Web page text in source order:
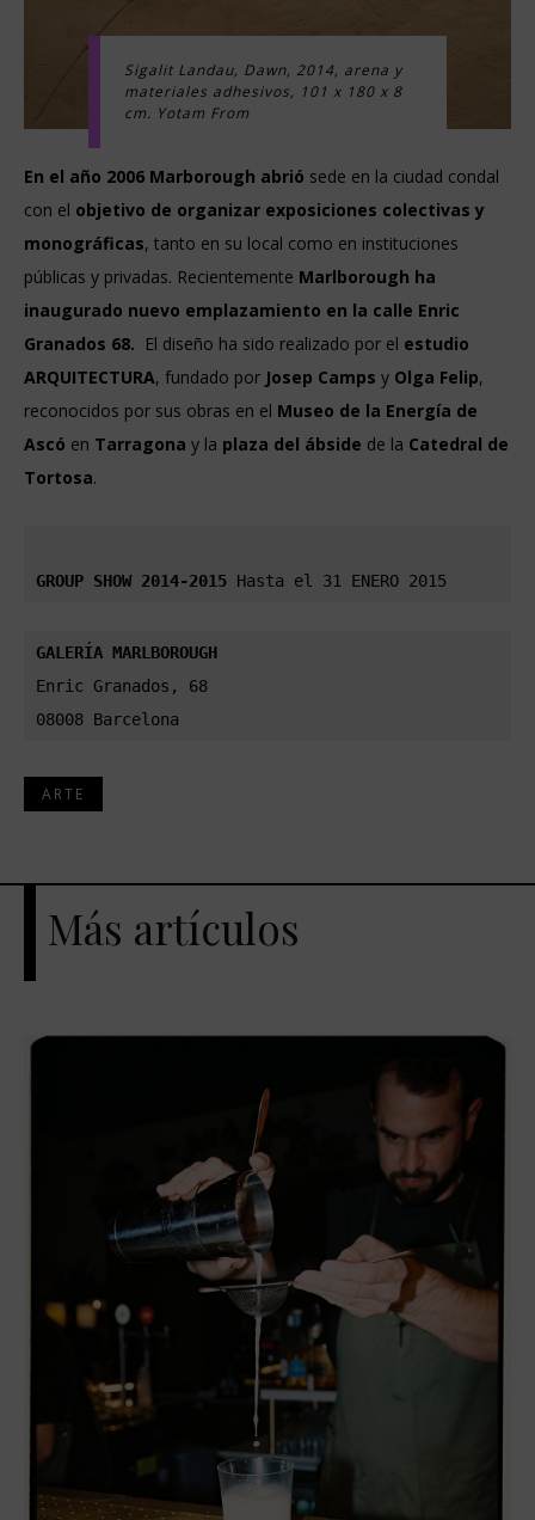
Sigalit Landau, Dawn, 2014, arena y
materiales adhesivos, 101 x 180 x 8
cm. Yotam From
En el año 2006 Marborough abrió sede en la ciudad condal
con el objetivo de organizar exposiciones colectivas y
monográficas, tanto en su local como en instituciones
públicas y privadas. Recientemente Marlborough ha
inaugurado nuevo emplazamiento en la calle Enric
Granados 68. El diseño ha sido realizado por el estudio
ARQUITECTURA, fundado por Josep Camps y Olga Felip,
reconocidos por sus obras en el Museo de la Energía de
Ascó en Tarragona y la plaza del ábside de la Catedral de
Tortosa.
GROUP SHOW 2014-2015 Hasta el 31 ENERO 2015
GALERÍA
Enric Granados, 68
08008 Barcelona
ARTE
Más artículos